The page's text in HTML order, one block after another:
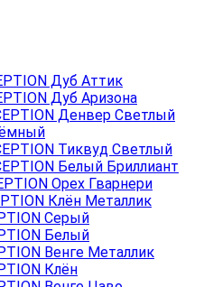
Дуб Аттик
Дуб Аризона
Денвер Светлый
Тиквуд Светлый
Белый Бриллиант
Орех Гварнери
Клён Металлик
Серый
Белый
Венге Металлик
Клён